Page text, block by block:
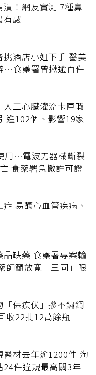
潰！網友實測 7種鼻
有感
挑酒店小姐下手 醫美
…食藥署曾揪逾百件
人工心臟灌流卡匣瑕
進102個、影響19家
用⋯電波刀器械斷裂
食藥署急撤許可證
易釀心血管疾病、
品缺藥 食藥署專案輸
師籲放寬「三同」限
「保疾伏」摻不鏽鋼
收22批12萬餘瓶
醫材去年逾1200件 淘
24件違規最高關3年